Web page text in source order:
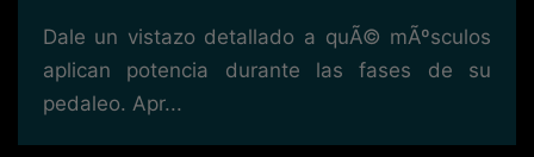
Dale un vistazo detallado a quÃ© mÃºsculos
aplican potencia durante las fases de su
pedaleo. Apr...